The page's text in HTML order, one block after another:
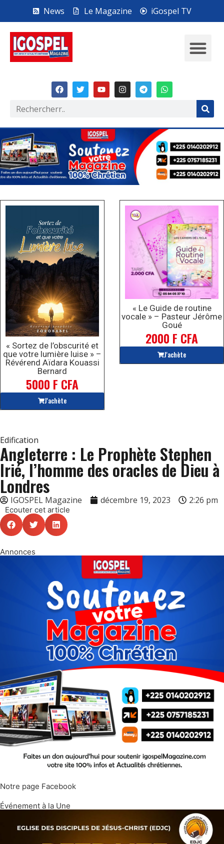
News Le Magazine iGospel TV
« Sortez de l’obscurité et
que votre lumière luise » –
Révérend Aïdara Kouassi
Bernard
5000 F CFA
J'achète
« Le Guide de routine
vocale » – Pasteur Jérôme
Goué
2000 F CFA
J'achète
Edification
Angleterre : Le Prophète Stephen
Irié, l’homme des oracles de Dieu à
Londres
IGOSPEL Magazine décembre 19, 2023 2:26 pm
Ecouter cet article
Annonces
Notre page Facebook
Événement à la Une